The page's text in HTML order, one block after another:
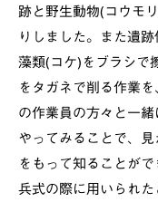
跡と野生動物(コウモ
りしました。また遺
藻類(コケ)をブラシで
をタガネで削る作業
の作業員の方々と一
やってみることで、
をもって知ることが
兵式の際に用いられ